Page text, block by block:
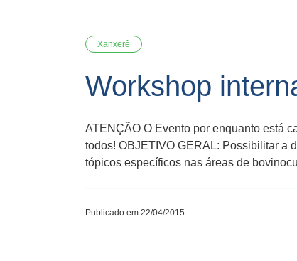
Xanxerê
Workshop
ATENÇÃO O Evento por enquanto está
todos! OBJETIVO GERAL: Possibilitar a
tópicos específicos nas áreas de
Publicado em 22/04/2015